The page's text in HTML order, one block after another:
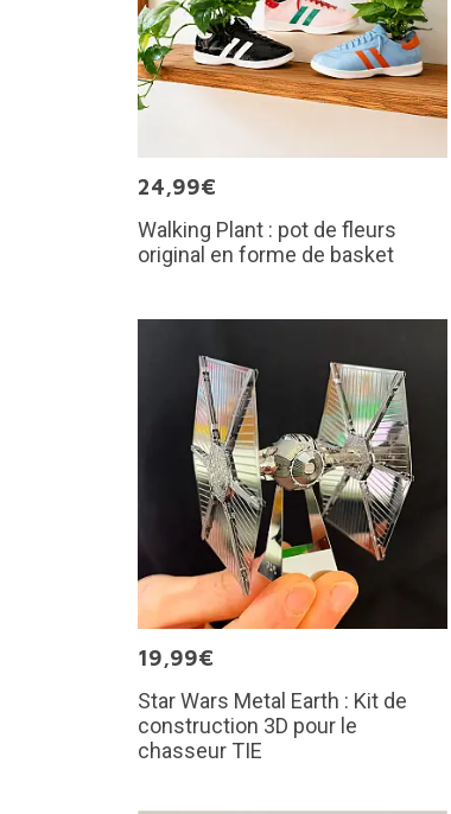
24,99€
Walking Plant : pot de fleurs
original en forme de basket
19,99€
Star Wars Metal Earth : Kit de
construction 3D pour le
chasseur TIE